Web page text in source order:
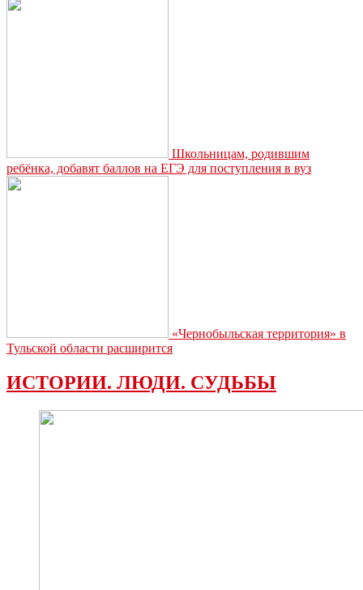
Школьницам, родившим
ребёнка, добавят баллов на ЕГЭ для поступления в вуз
«Чернобыльская территория» в
Тульской области расширится
ИСТОРИИ. ЛЮДИ. СУДЬБЫ